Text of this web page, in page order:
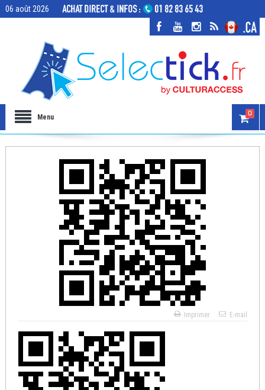
06 août 2026
Menu 0
Imprimer E-mail